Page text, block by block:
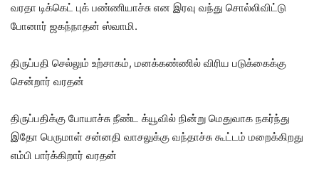
வரதா டிக்கெட் புக் பண்ணியாச்சு என இரவு வந்து சொல்லிவிட்டு
போனார் ஜகந்நாதன் ஸ்வாமி.
திருப்பதி செல்லும் உற்சாகம், மனக்கண்ணில் விரிய படுக்கைக்கு
சென்றார் வரதன்
திருப்பதிக்கு போயாச்சு நீண்ட க்யூவில் நின்று மெதுவாக நகர்ந்து
இதோ பெருமாள் சன்னதி வாசலுக்கு வந்தாச்சு கூட்டம் மறைக்கிறது
எம்பி பார்க்கிறார் வரதன்